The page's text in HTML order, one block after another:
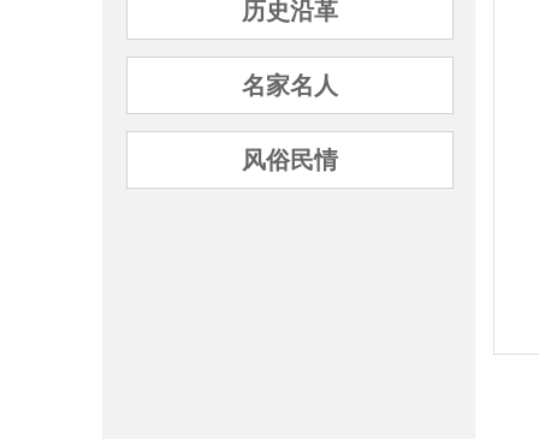
历史沿革
名家名人
风俗民情